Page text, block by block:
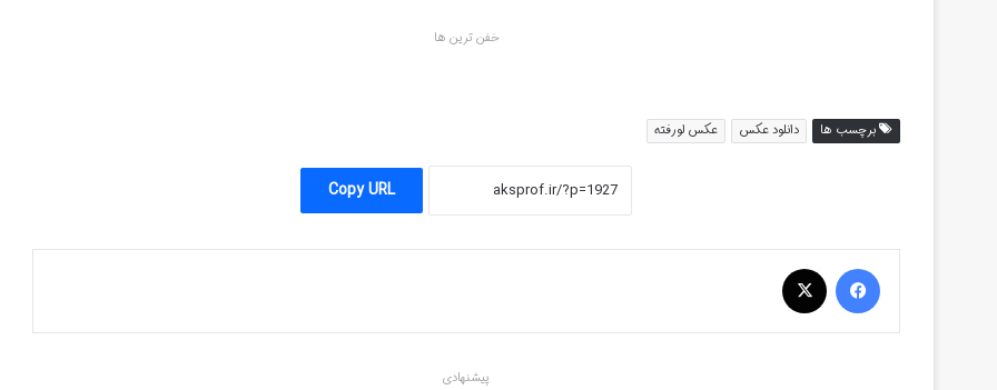
خفن ترین ها
برچسب ها دانلود عکس عکس لورفته
Copy URL
فیس بوک
پیشنهادی